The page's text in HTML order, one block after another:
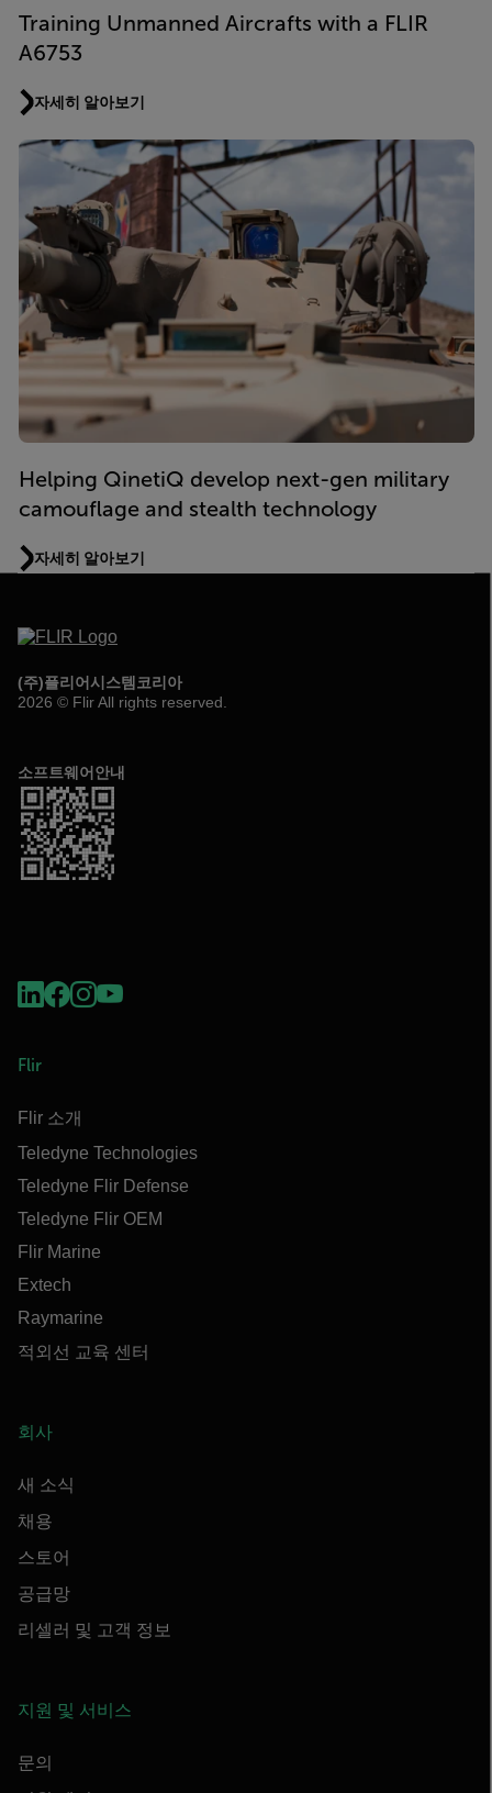
Training Unmanned Aircrafts with a FLIR
A6753
자세히 알아보기
Helping QinetiQ develop next-gen military
camouflage and stealth technology
자세히 알아보기
(주)플리어시스템코리아
2026 © Flir All rights reserved.
소프트웨어안내
Flir
Flir 소개
Teledyne Technologies
Teledyne Flir Defense
Teledyne Flir OEM
Flir Marine
Extech
Raymarine
적외선 교육 센터
회사
새 소식
채용
스토어
공급망
리셀러 및 고객 정보
지원 및 서비스
문의